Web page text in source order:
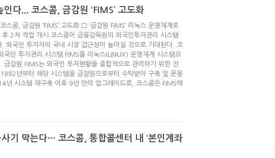
다... 코스콤, 금감원 ‘FIMS’ 고도화
콤, 금감원 ‘FIMS’ 고도화 □ ‘금감원 FIMS’ 리눅스 운영체계로
2차 작업 개시 코스콤이 금융감독원의 외국인투자관리 시스템
. 외국인 투자자의 국내 시장 접근성이 높아질 것으로 기대된다. 코
국인 투자관리 시스템 FIMS를 리눅스(LINUX) 운영체계 시스템으
감원 FIMS는 외국인 투자현황을 종합적으로 관리하기 위한 전
년부터 해당 시스템을 금감원으로부터 수탁받아 구축 및 운용
년 시스템 재구축 이후 9년 만의 업그레이드로, 코스콤은 FIMS에
기 막는다… 코스콤, 통합콜센터 내 ‘본인계좌